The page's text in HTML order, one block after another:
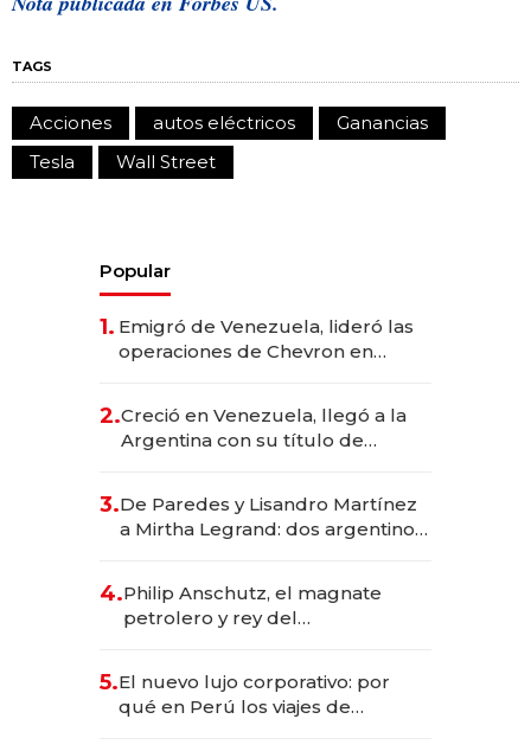
TAGS
Acciones autos eléctricos
Ganancias
Tesla
Wall Street
Popular
1. Emigró de Venezuela, lideró las
operaciones de Chevron en
2.Creció en Venezuela, llegó a la
Argentina con su título de
las marcas "fast premium"
3.De Paredes y Lisandro Martínez
a Mirtha Legrand: dos argentinos
4.Philip Anschutz, el magnate
petrolero y rey del
Fénix
5.El nuevo lujo corporativo: por
qué en Perú los viajes de